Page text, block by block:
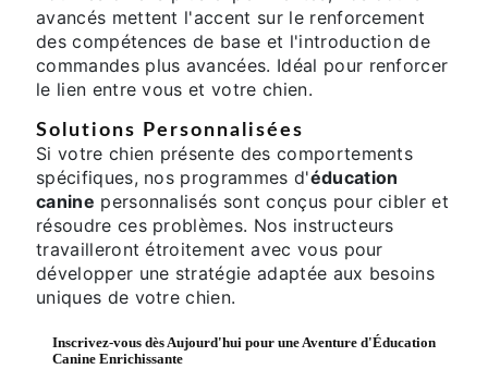
avancés mettent l'accent sur le renforcement
des compétences de base et l'introduction de
commandes plus avancées. Idéal pour renforcer
le lien entre vous et votre chien.
Solutions Personnalisées
Si votre chien présente des comportements
spécifiques, nos programmes d'éducation
canine personnalisés sont conçus pour cibler et
résoudre ces problèmes. Nos instructeurs
travailleront étroitement avec vous pour
développer une stratégie adaptée aux besoins
uniques de votre chien.
Inscrivez-vous dès Aujourd'hui pour une Aventure d'Éducation
Canine Enrichissante